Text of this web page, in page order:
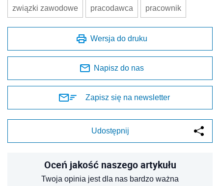
związki zawodowe pracodawca pracownik
Wersja do druku
Napisz do nas
Zapisz się na newsletter
Udostępnij
Oceń jakość naszego artykułu
Twoja opinia jest dla nas bardzo ważna